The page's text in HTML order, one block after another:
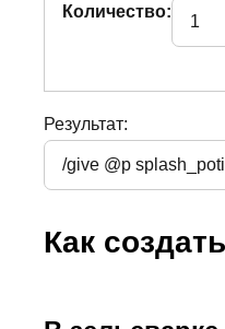
Количество:
Результат:
Как создать